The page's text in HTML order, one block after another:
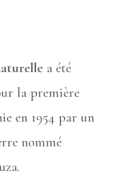
a été
la première
en 1954 par un
nommé